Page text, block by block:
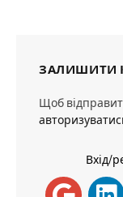
ЗАЛИШИТИ
Щоб
Вхід/